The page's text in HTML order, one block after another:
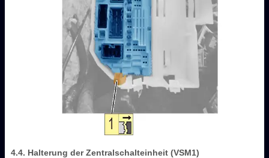
4.4. Halterung der Zentralschalteinheit (VSM1)